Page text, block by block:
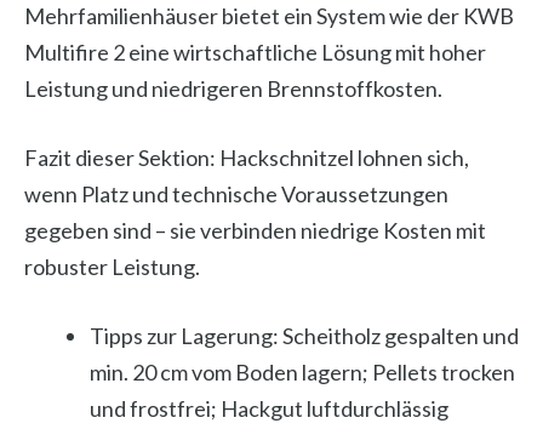
Mehrfamilienhäuser bietet ein System wie der KWB
Multifire 2 eine wirtschaftliche Lösung mit hoher
Leistung und niedrigeren Brennstoffkosten.
Fazit dieser Sektion: Hackschnitzel lohnen sich,
wenn Platz und technische Voraussetzungen
gegeben sind – sie verbinden niedrige Kosten mit
robuster Leistung.
Tipps zur Lagerung: Scheitholz gespalten und
min. 20 cm vom Boden lagern; Pellets trocken
und frostfrei; Hackgut luftdurchlässig